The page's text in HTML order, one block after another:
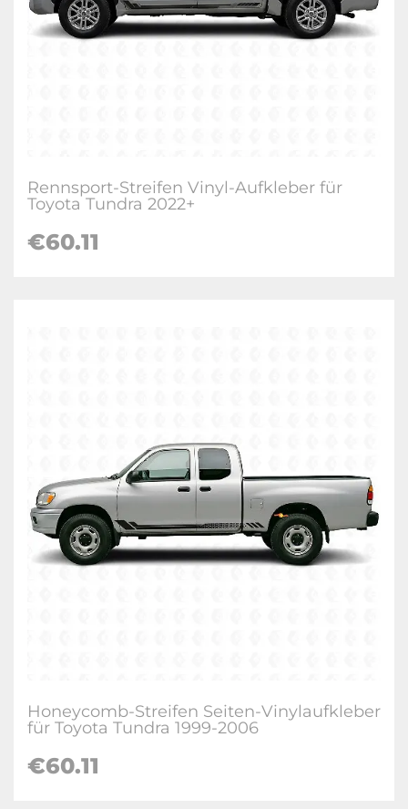
Rennsport-Streifen Vinyl-Aufkleber für
Toyota Tundra 2022+
€60.11
Honeycomb-Streifen Seiten-Vinylaufkleber
für Toyota Tundra 1999-2006
€60.11